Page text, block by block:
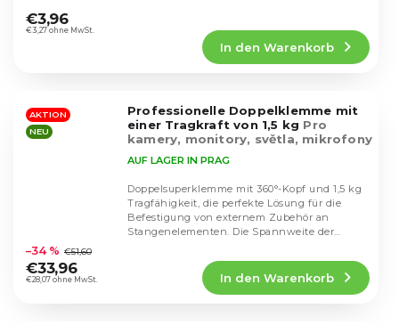
durchschnittliche
Produktbewertung
Sternen.
€3,27 ohne MwSt.
€3,96
In den Warenkorb
AKTION
NEU
Professionelle Doppelklemme mit
einer Tragkraft von 1,5 kg Pro
kamery, monitory, světla, mikrofony
durchschnittliche
Produktbewertung
ist
AUF LAGER IN PRAG
€28,07 ohne MwSt.
–34 % €51,60
€33,96
In den Warenkorb
Doppelsuperklemme mit 360°-Kopf und 1,5 kg
Tragfähigkeit, die perfekte Lösung für die
Befestigung von externem Zubehör an
Stangenelementen. Die Spannweite der